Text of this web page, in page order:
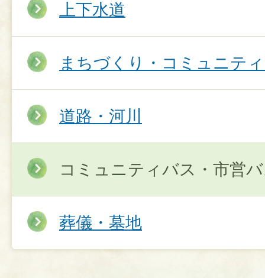
上下水道
まちづくり・コミュニテ
道路・河川
コミュニティバス・市営
葬儀・墓地